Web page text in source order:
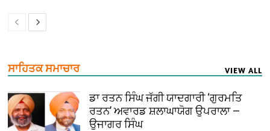
ਸਾਹਿਤਕ ਸਮਾਚਾਰ VIEW ALL
ਡਾ ਰਤਨ ਸਿੰਘ ਜੱਗੀ ਯਾਦਗਾਰੀ ‘ਗੁਰਮਤਿ
ਰਤਨ’ ਅਵਾਰਡ ਸ਼ਲਾਘਾਯੋਗ ਉਪਰਾਲਾ —
ਉਜਾਗਰ ਸਿੰਘ